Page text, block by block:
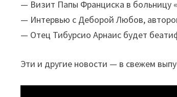
— Визит Папы Франциска в больницу
— Интервью с Деборой Любов,
— Отец Тибурсио Арнаис будет
Эти и другие новости — в свежем